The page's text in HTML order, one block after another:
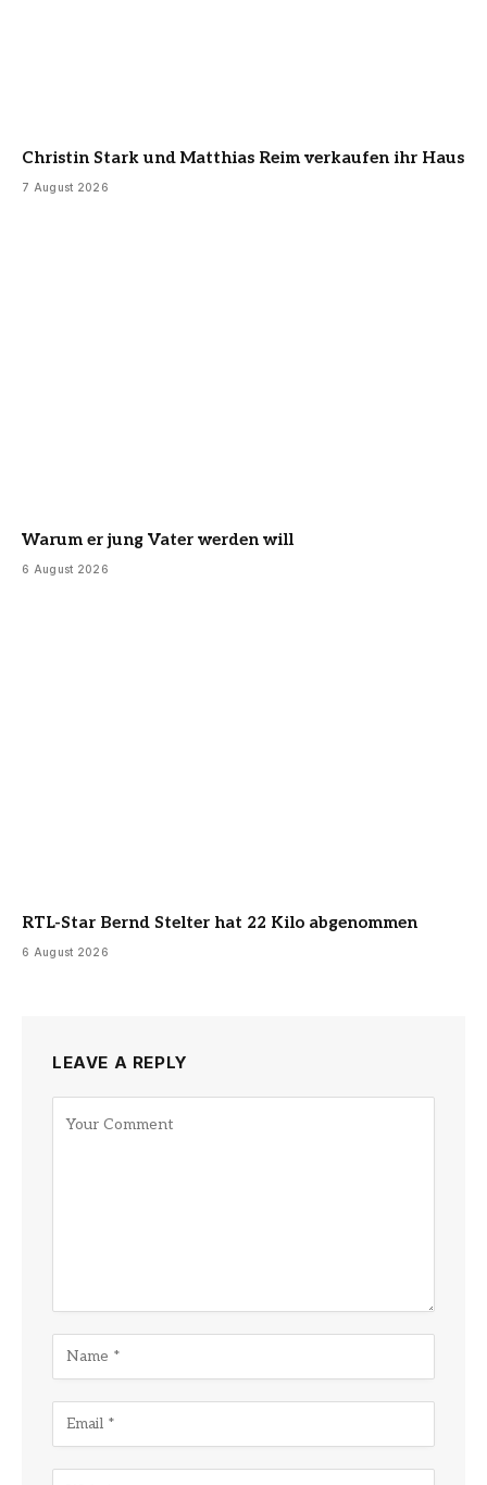
Christin Stark und Matthias Reim verkaufen ihr Haus
7 August 2026
Warum er jung Vater werden will
6 August 2026
RTL-Star Bernd Stelter hat 22 Kilo abgenommen
6 August 2026
LEAVE A REPLY